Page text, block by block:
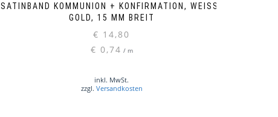
SATINBAND KOMMUNION + KONFIRMATION, WEISS-G
OLD, 15 MM BREIT
€ 14,80
€ 0,74 / m
inkl. MwSt.
zzgl. Versandkosten